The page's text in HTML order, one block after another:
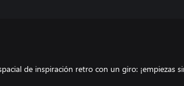
de inspiración retro con un giro: ¡empiezas